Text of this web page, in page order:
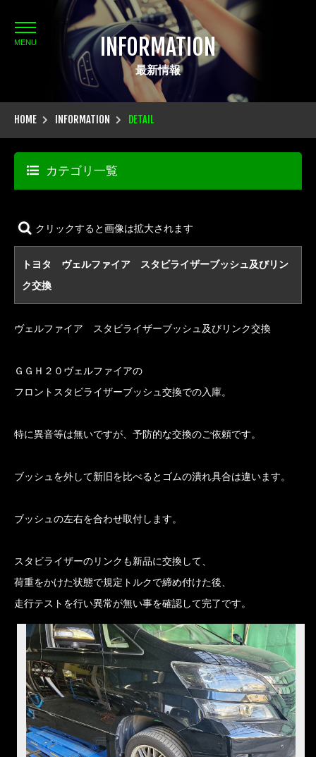
MENU INFORMATION
最新情報
HOME INFORMATION DETAIL
カテゴリ一覧
クリックすると画像は拡大されます
トヨタ ヴェルファイア スタビライザーブッシュ及びリン
ク交換
ヴェルファイア スタビライザーブッシュ及びリンク交換
ＧＧＨ２０ヴェルファイアの
フロントスタビライザーブッシュ交換での入庫。
特に異音等は無いですが、予防的な交換のご依頼です。
ブッシュを外して新旧を比べるとゴムの潰れ具合は違います。
ブッシュの左右を合わせ取付します。
スタビライザーのリンクも新品に交換して、
荷重をかけた状態で規定トルクで締め付けた後、
走行テストを行い異常が無い事を確認して完了です。